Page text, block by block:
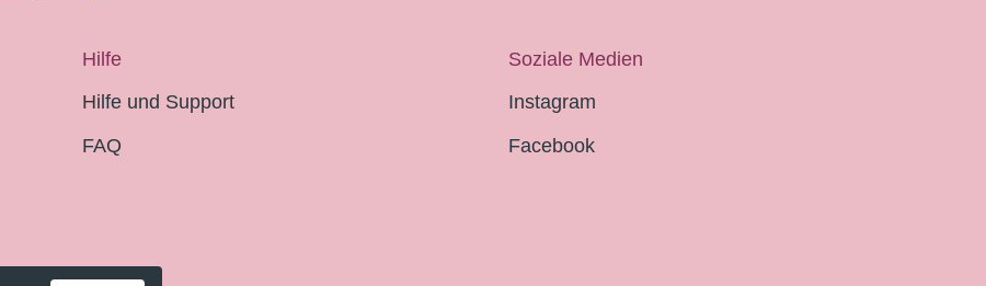
Hilfe
Hilfe und Support
FAQ
Soziale Medien
Instagram
Facebook